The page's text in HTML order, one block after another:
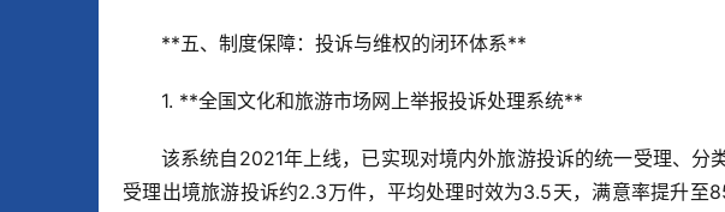
**五、制度保障：投诉与维权的闭环体系**
1. **全国文化和旅游市场网上举报投诉处理系统**
该系统自2021年上线，已实现对境内外旅游投诉的统一受理、
受理出境旅游投诉约2.3万件，平均处理时效为3.5天，满意率提升至